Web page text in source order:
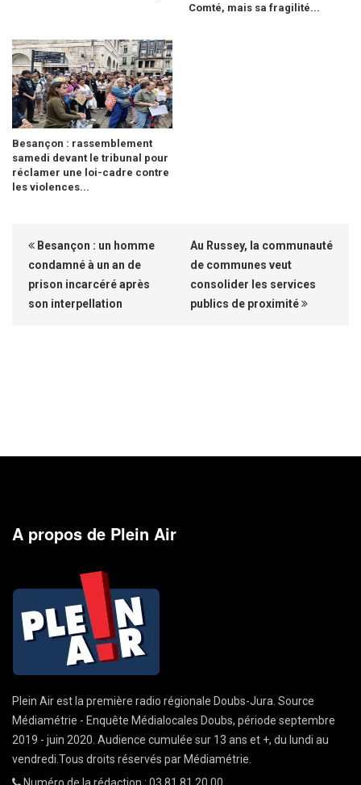
Comté, mais sa fragilité...
Besançon : rassemblement
samedi devant le tribunal pour
réclamer une loi-cadre contre
les violences...
Besançon : un homme
condamné à un an de
prison incarcéré après
son interpellation
Au Russey, la communauté
de communes veut
consolider les services
publics de proximité
A propos de Plein Air
Plein Air est la première radio régionale Doubs-Jura. Source
Médiamétrie - Enquête Médialocales Doubs, période septembre
2019 - juin 2020. Audience cumulée sur 13 ans et +, du lundi au
vendredi.Tous droits réservés par Médiamétrie.
Numéro de la rédaction : 03 81 81 20 00